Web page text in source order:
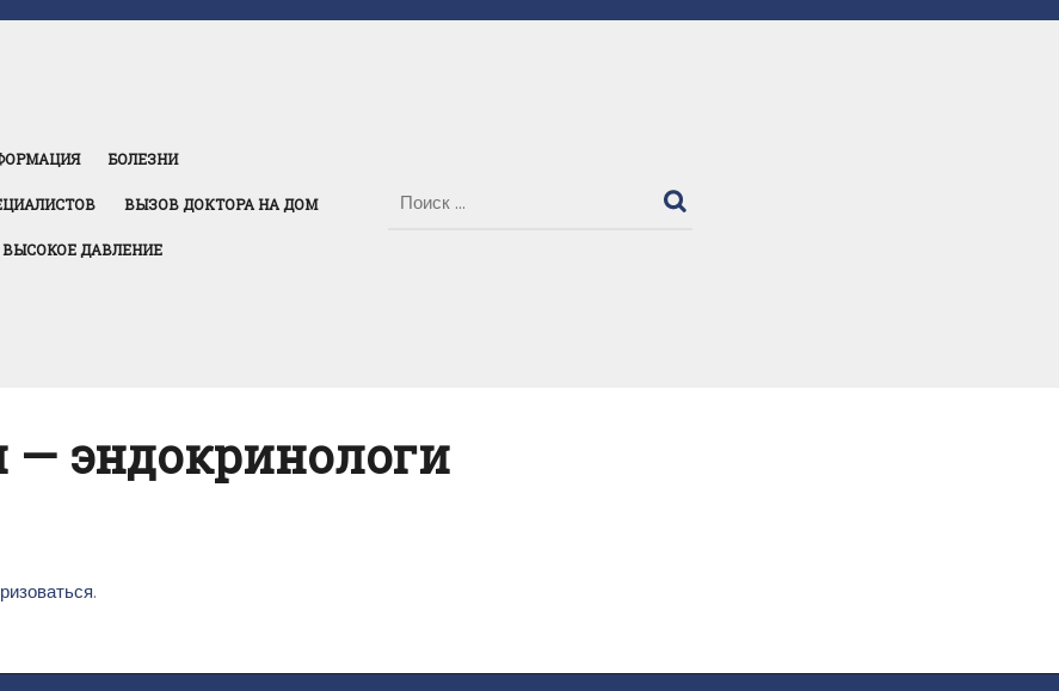
БОЛЕЗНИ
ВЫЗОВ ДОКТОРА НА ДОМ
ВЫСОКОЕ ДАВЛЕНИЕ
эндокринологи
.